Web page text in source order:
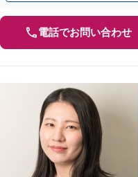
電話でお問い合わせ